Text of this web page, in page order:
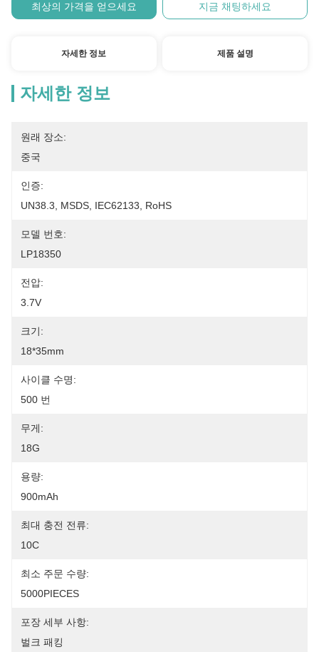
최상의 가격을 얻으세요 지금 채팅하세요
자세한 정보 제품 설명
자세한 정보
원래 장소:
중국
인증:
UN38.3, MSDS, IEC62133, RoHS
모델 번호:
LP18350
전압:
3.7V
크기:
18*35mm
사이클 수명:
500 번
무게:
18G
용량:
900mAh
최대 충전 전류:
10C
최소 주문 수량:
5000PIECES
포장 세부 사항:
벌크 패킹